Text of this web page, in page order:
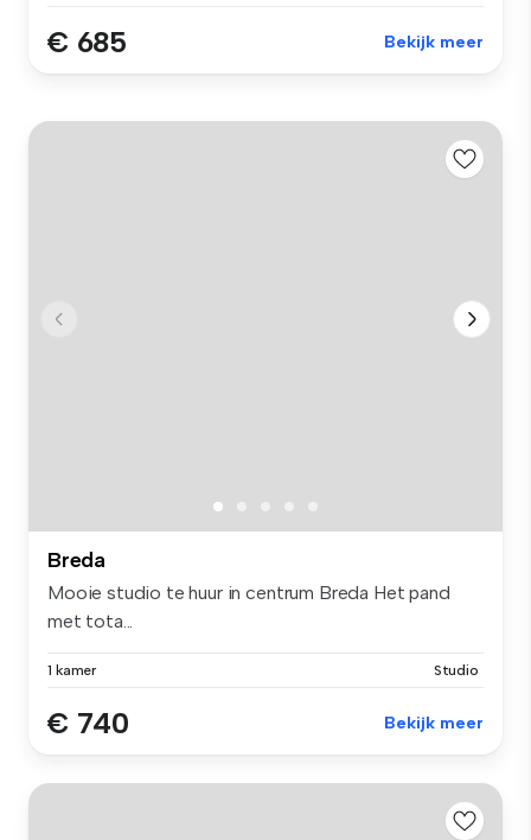
€ 685 Bekijk meer
Breda
Mooie studio te huur in centrum Breda Het pand
met tota...
1 kamer Studio
€ 740 Bekijk meer